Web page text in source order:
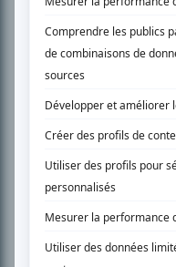
PLAN DU SITE
Accueil
Liste des oeuvres
Liste des comédiens
Recherche avancée
À propos
Nous contacter
Termes et conditions